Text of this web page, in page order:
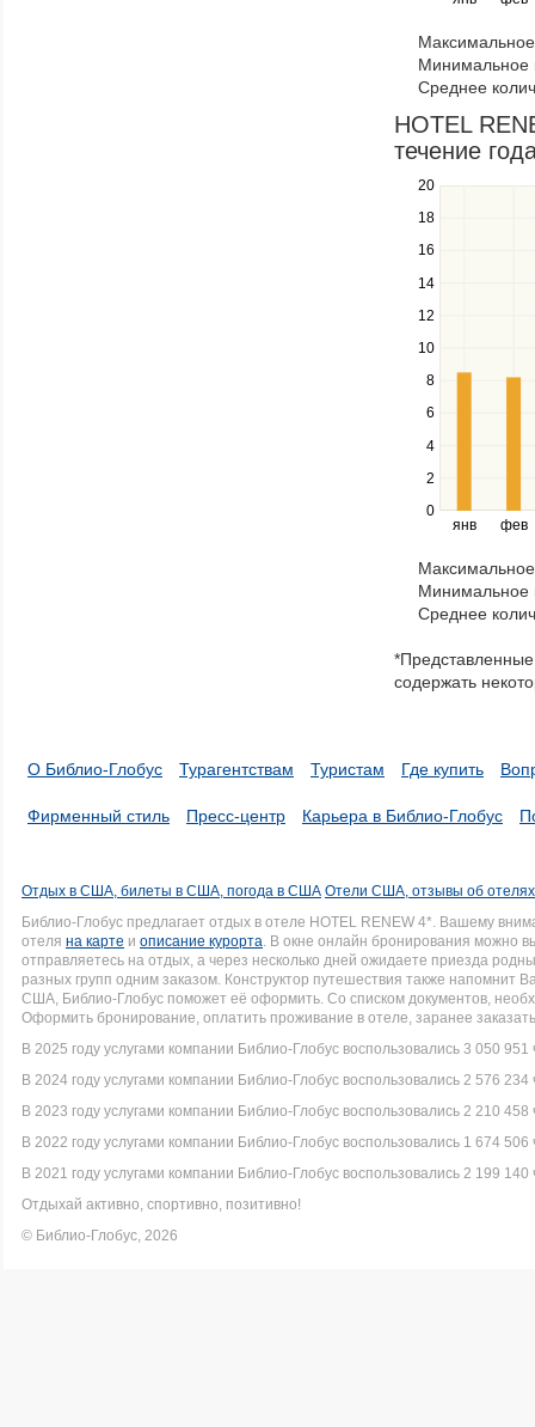
navigate
through
items
in
a
series.
Минимальное
Среднее
HOTEL
течение
янв фев
0
2
4
6
8
10
12
14
16
18
20
Use
the
and
down
to
navigate
between
series.
Use
the
and
right
navigate
through
items
a
series.
Минимальное
Среднее
содержать
О Библио-Глобус Турагентствам Туристам Где купить
Фирменный стиль Пресс-центр Карьера в Библио-Глобус
Отдых в США, билеты в США, погода в США Отели США, отзывы об
Библио-Глобус предлагает отдых в отеле HOTEL RENEW 4*. Вашему
отеля на карте и описание курорта. В окне онлайн бронирования можно
отправляетесь на отдых, а через несколько дней ожидаете приезда
разных групп одним заказом. Конструктор путешествия также напомнит
США, Библио-Глобус поможет её оформить. Со списком документов,
Оформить бронирование, оплатить проживание в отеле, заранее
В 2025 году услугами компании Библио-Глобус воспользовались 3 050 951
В 2024 году услугами компании Библио-Глобус воспользовались 2 576 234
В 2023 году услугами компании Библио-Глобус воспользовались 2 210 458
В 2022 году услугами компании Библио-Глобус воспользовались 1 674 506
В 2021 году услугами компании Библио-Глобус воспользовались 2 199 140
Отдыхай активно, спортивно, позитивно!
© Библио-Глобус, 2026